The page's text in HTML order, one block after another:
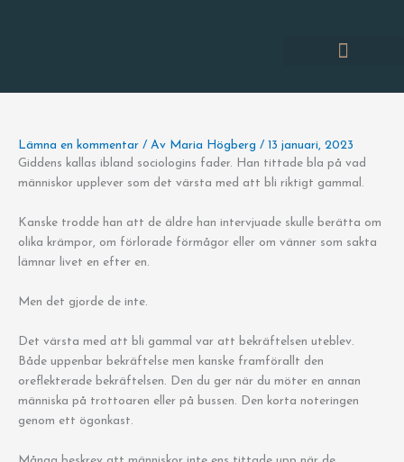
Lämna en kommentar / Av Maria Högberg / 13 januari, 2023
Giddens kallas ibland sociologins fader. Han tittade bla på vad
människor upplever som det värsta med att bli riktigt gammal.
Kanske trodde han att de äldre han intervjuade skulle berätta om
olika krämpor, om förlorade förmågor eller om vänner som sakta
lämnar livet en efter en.
Men det gjorde de inte.
Det värsta med att bli gammal var att bekräftelsen uteblev.
Både uppenbar bekräftelse men kanske framförallt den
oreflekterade bekräftelsen. Den du ger när du möter en annan
människa på trottoaren eller på bussen. Den korta noteringen
genom ett ögonkast.